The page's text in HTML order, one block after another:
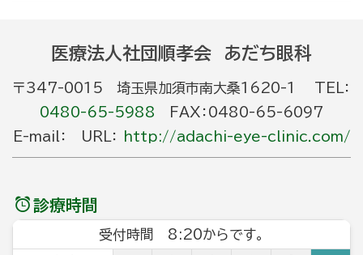
医療法人社団順孝会 あだち眼科
〒347-0015 埼玉県加須市南大桑1620-1 TEL：
0480-65-5988
FAX：0480-65-6097
E-mail： URL：
http://adachi-eye-clinic.com/
診療時間
受付時間 8:20からです。